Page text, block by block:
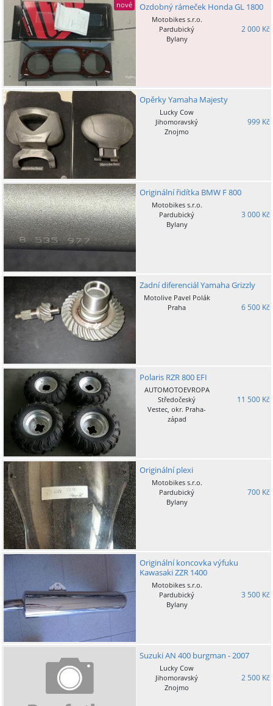
nové Ozdobný rámeček Honda GL 1800
Motobikes s.r.o.
Pardubický
Bylany
2 000 Kč
Opěrky Yamaha Majesty
Lucky Cow
Jihomoravský
Znojmo
999 Kč
Originální řidítka BMW F 800
Motobikes s.r.o.
Pardubický
Bylany
3 000 Kč
Zadní diferenciál Yamaha Grizzly
Motolive Pavel Polák
Praha
6 500 Kč
Polaris RZR 800 EFI
AUTOMOTOEVROPA
Středočeský
Vestec, okr. Praha-
západ
11 500 Kč
Originální plexi
Motobikes s.r.o.
Pardubický
Bylany
700 Kč
Originální koncovka výfuku
Kawasaki ZZR 1400
Motobikes s.r.o.
Pardubický
Bylany
3 500 Kč
Suzuki AN 400 burgman - 2007
Lucky Cow
Jihomoravský
Znojmo
2 500 Kč